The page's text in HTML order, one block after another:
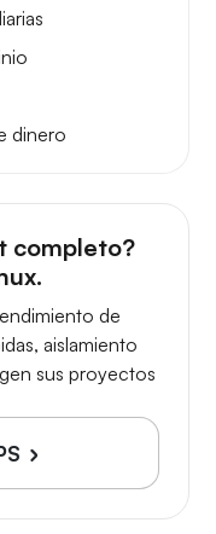
dinero
completo?
de
aislamiento
sus proyectos